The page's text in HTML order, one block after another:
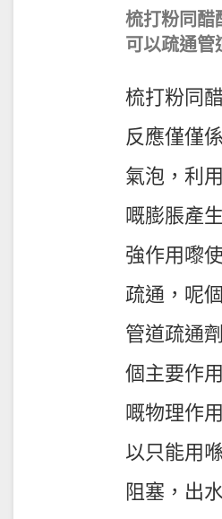
梳打粉同醋
可以疏通管
梳打粉同
反應僅僅
氣泡，利
嘅膨脹產
強作用嚟
疏通，呢
管道疏通
個主要作
嘅物理作
以只能用
阻塞，出